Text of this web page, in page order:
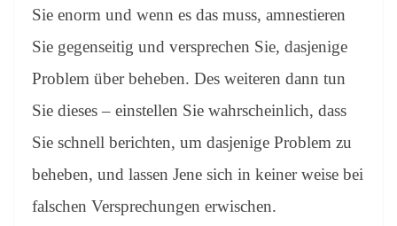
Sie enorm und wenn es das muss, amnestieren
Sie gegenseitig und versprechen Sie, dasjenige
Problem über beheben. Des weiteren dann tun
Sie dieses – einstellen Sie wahrscheinlich, dass
Sie schnell berichten, um dasjenige Problem zu
beheben, und lassen Jene sich in keiner weise bei
falschen Versprechungen erwischen.